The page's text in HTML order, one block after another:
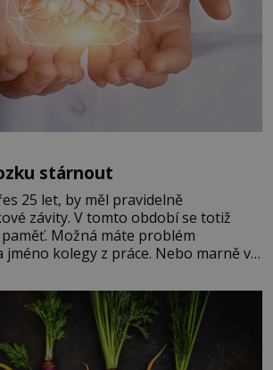
stárnout
25 let, by měl pravidelně
závity. V tomto období se totiž
Možná máte problém
kolegy z práce. Nebo marně v
s věkem jako kdyby se paměť
Cvičte